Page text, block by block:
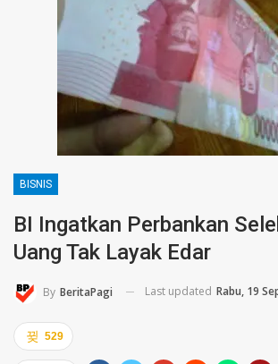
BISNIS
BI Ingatkan Perbankan
Uang Tak Layak Edar
By BeritaPagi Last updated Rabu, 19
529